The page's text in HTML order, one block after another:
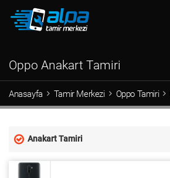
Oppo Anakart Tamiri
Anasayfa Tamir Merkezi Oppo Tamiri
Anakart Tamiri